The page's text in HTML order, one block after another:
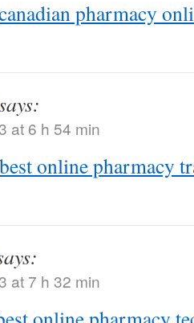
pharmacy
at 6 h 54 min
best online pharmacy
at 7 h 32 min